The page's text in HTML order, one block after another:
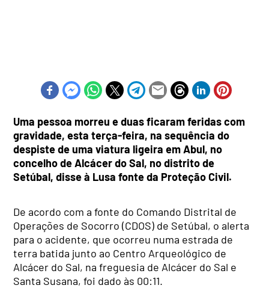
Uma pessoa morreu e duas ficaram feridas com
gravidade, esta terça-feira, na sequência do
despiste de uma viatura ligeira em Abul, no
concelho de Alcácer do Sal, no distrito de
Setúbal, disse à Lusa fonte da Proteção Civil.
De acordo com a fonte do Comando Distrital de
Operações de Socorro (CDOS) de Setúbal, o alerta
para o acidente, que ocorreu numa estrada de
terra batida junto ao Centro Arqueológico de
Alcácer do Sal, na freguesia de Alcácer do Sal e
Santa Susana, foi dado às 00:11.